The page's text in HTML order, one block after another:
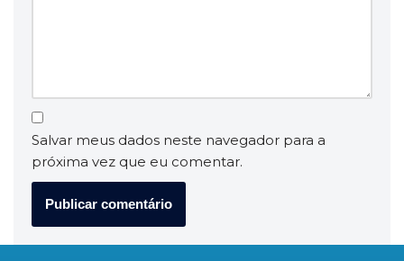
Salvar meus dados neste navegador para a
próxima vez que eu comentar.